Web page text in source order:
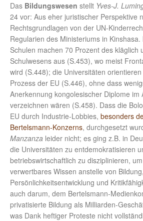
Das Bildungswesen stellt Yves-J.
24 vor: Aus eher juristischer Perspektive
Rechtsgrundlagen von der UN-
Regularien des Ministeriums in Kinshasa.
Schulen machen 70 Prozent des kläglich
Schulwesens aus (S.453), wo meist
wird (S.448); die Universitäten
Prozess der EU (S.446), ohne dass
Anerkennung kongolesischer Diplome im
verzeichnen wären (S.458). Dass die
EU durch Industrie-Lobbies, besonders
Bertelsmann-Konzerns, durchgesetzt
Manzanza leider nicht; es ging z.B. in
die Universitäten zu entdemokratisieren
betriebswirtschaftlich zu disziplinieren,
verwertbares Wissen anstelle von Bildung,
Persönlichkeitsentwicklung und
auch darum, dem Bertelsmann-
privatisierte Bildung als Milliarden-
was Dank heftiger Proteste nicht